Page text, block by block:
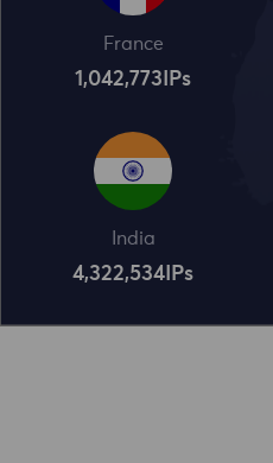
France
1,042,773 IPs
India
4,322,534 IPs